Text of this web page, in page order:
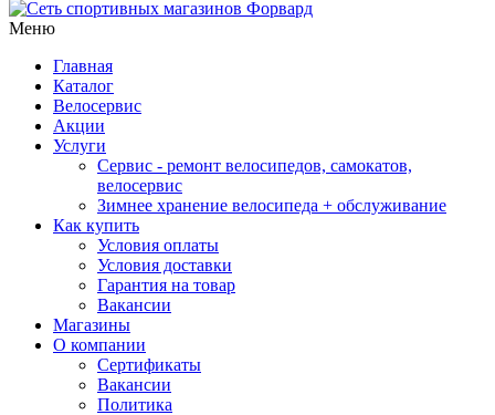
Меню
Главная
Каталог
Велосервис
Акции
Услуги
Сервис - ремонт велосипедов, самокатов,
велосервис
Зимнее хранение велосипеда + обслуживание
Как купить
Условия оплаты
Условия доставки
Гарантия на товар
Вакансии
Магазины
О компании
Сертификаты
Вакансии
Политика